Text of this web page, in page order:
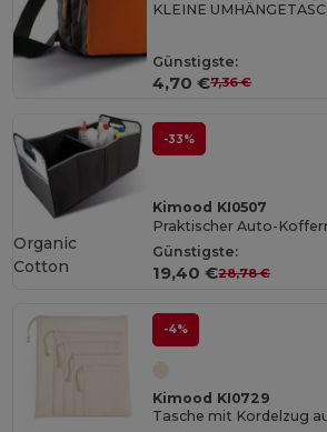
KLEINE
Günstigste:
4,70 €7,36 €
-33%
Kimood KI0507
Günstigste:
19,40 €28,78 €
Organic
Cotton
-4%
Kimood KI0729
Tasche mit Kordelzug